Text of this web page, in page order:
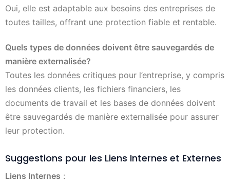
Oui, elle est adaptable aux besoins des entreprises de
toutes tailles, offrant une protection fiable et rentable.
Quels types de données doivent être sauvegardés de
manière externalisée?
Toutes les données critiques pour l’entreprise, y compris
les données clients, les fichiers financiers, les
documents de travail et les bases de données doivent
être sauvegardés de manière externalisée pour assurer
leur protection.
Suggestions pour les Liens Internes et Externes
Liens Internes :